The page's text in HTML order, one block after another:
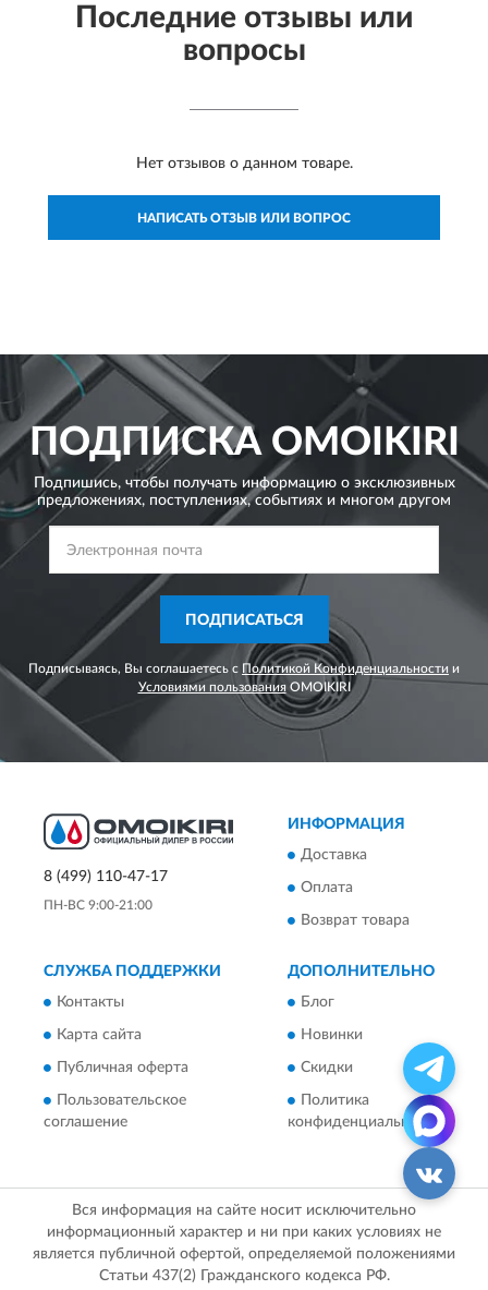
Последние отзывы или
вопросы
Нет отзывов о данном товаре.
НАПИСАТЬ ОТЗЫВ ИЛИ ВОПРОС
ПОДПИСКАOMOIKIRI
Подпишись, чтобы получать информацию о эксклюзивных
предложениях, поступлениях, событиях и многом другом
ПОДПИСАТЬСЯ
Подписываясь, Вы соглашаетесь с Политикой Конфиденциальности и
Условиями пользованияOMOIKIRI
8 (499) 110-47-17
ПН-ВС 9:00-21:00
ИНФОРМАЦИЯ
Доставка
Оплата
Возврат товара
СЛУЖБА ПОДДЕРЖКИ
Контакты
Карта сайта
Публичная оферта
Пользовательское
соглашение
ДОПОЛНИТЕЛЬНО
Блог
Новинки
Скидки
Политика
конфиденциальности
Вся информация на сайте носит исключительно
информационный характер и ни при каких условиях не
является публичной офертой, определяемой положениями
Статьи 437(2) Гражданского кодекса РФ.